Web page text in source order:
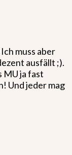
muss aber
ausfällt ;).
MU ja fast
Und jeder mag